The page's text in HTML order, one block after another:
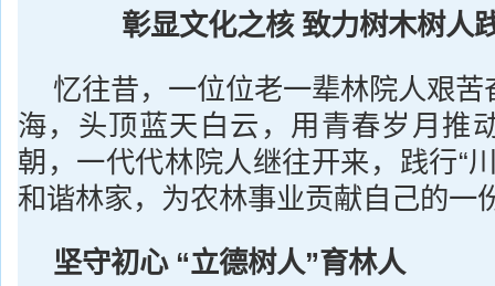
彰显文化之核 致力树木树人
忆往昔，一位位老一辈林院人艰
海，头顶蓝天白云，用青春岁月推
朝，一代代林院人继往开来，践行“
和谐林家，为农林事业贡献自己的一
坚守初心 “立德树人”育林人